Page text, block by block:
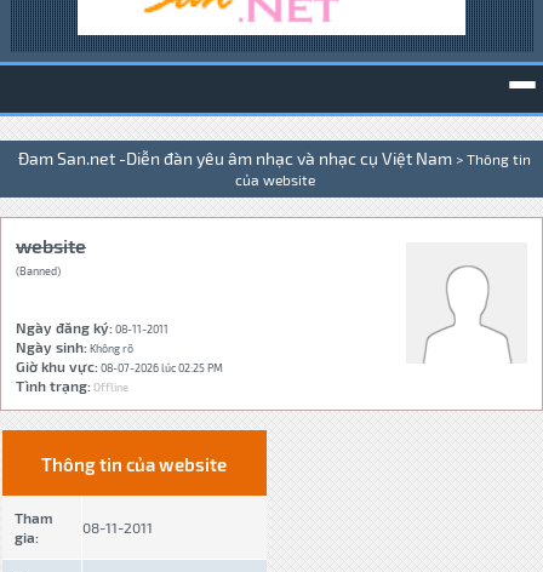
Đam San.net -Diễn đàn yêu âm nhạc và nhạc cụ Việt Nam > Thông tin
của website
website
(Banned)
Ngày đăng ký:08-11-2011
Ngày sinh: Không rõ
Giờ khu vực:08-07-2026 lúc 02:25 PM
Tình trạng:Offline
Thông tin của website
Tham
gia:
08-11-2011